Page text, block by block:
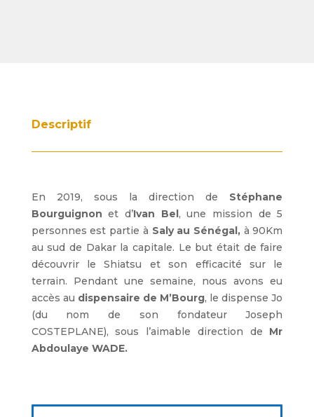
Descriptif
En 2019, sous la direction de Stéphane
Bourguignon et d’Ivan Bel, une mission de 5
personnes est partie à Saly au Sénégal,à 90Km
au sud de Dakar la capitale. Le but était de faire
découvrir le Shiatsu et son efficacité sur le
terrain. Pendant une semaine, nous avons eu
accès au dispensaire de M’Bourg, le dispense Jo
(du nom de son fondateur Joseph
COSTEPLANE), sous l’aimable direction de Mr
Abdoulaye WADE.